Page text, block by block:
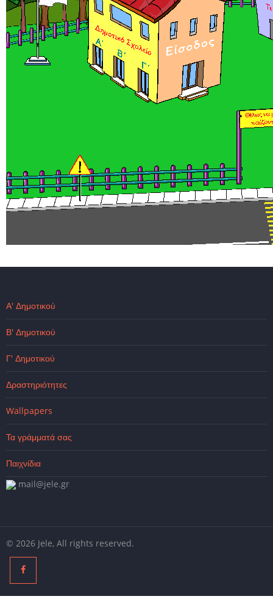
Α' Δημοτικού
Β' Δημοτικού
Γ' Δημοτικού
Δραστηριότητες
Wallpapers
Τα γράμματά σας
Παιχνίδια
mail@jele.gr
© 2026 Jele, All rights reserved.